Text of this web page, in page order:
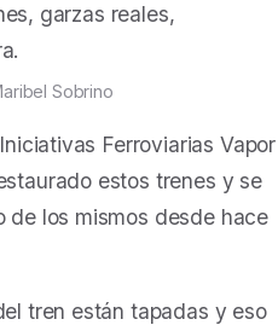
garzas reales,
Sobrino
Ferroviarias Vapor
estos trenes y se
de los mismos desde hace
tren están tapadas y eso